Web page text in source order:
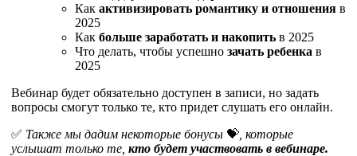
Как активизировать романтику и отношения в
2025
Как больше заработать и накопить в 2025
Что делать, чтобы успешно зачать ребенка в
2025
Вебинар будет обязательно доступен в записи, но задать
вопросы смогут только те, кто придет слушать его онлайн.
✅ Также мы дадим некоторые бонусы 💝 , которые
услышат только те, кто будет участвовать в вебинаре.